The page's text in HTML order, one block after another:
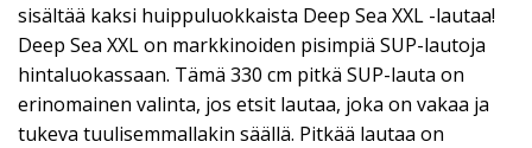
sisältää kaksi huippuluokkaista Deep Sea XXL -lautaa!
Deep Sea XXL on markkinoiden pisimpiä SUP-lautoja
hintaluokassaan. Tämä 330 cm pitkä SUP-lauta on
erinomainen valinta, jos etsit lautaa, joka on vakaa ja
tukeva tuulisemmallakin säällä. Pitkää lautaa on